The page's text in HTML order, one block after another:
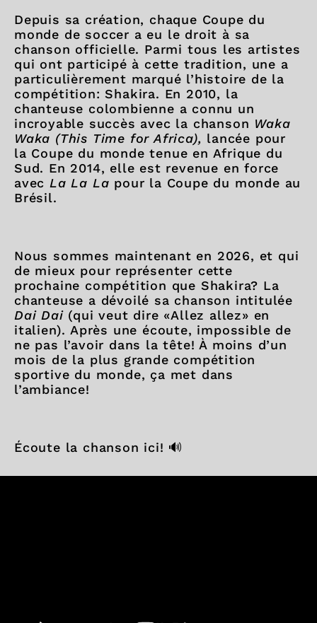
Depuis sa création, chaque Coupe du
monde de soccer a eu le droit à sa
chanson officielle. Parmi tous les artistes
qui ont participé à cette tradition, une a
particulièrement marqué l’histoire de la
compétition: Shakira. En 2010, la
chanteuse colombienne a connu un
incroyable succès avec la chanson Waka
Waka (This Time for Africa), lancée pour
la Coupe du monde tenue en Afrique du
Sud. En 2014, elle est revenue en force
avec La La La pour la Coupe du monde au
Brésil.
Nous sommes maintenant en 2026, et qui
de mieux pour représenter cette
prochaine compétition que Shakira? La
chanteuse a dévoilé sa chanson intitulée
Dai Dai (qui veut dire «Allez allez» en
italien). Après une écoute, impossible de
ne pas l’avoir dans la tête! À moins d’un
mois de la plus grande compétition
sportive du monde, ça met dans
l’ambiance!
Écoute la chanson ici! 🔊